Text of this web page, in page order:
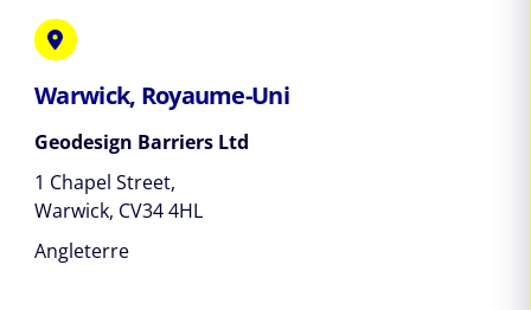
Warwick, Royaume-Uni
Geodesign Barriers Ltd
1 Chapel Street,
Warwick, CV34 4HL
Angleterre